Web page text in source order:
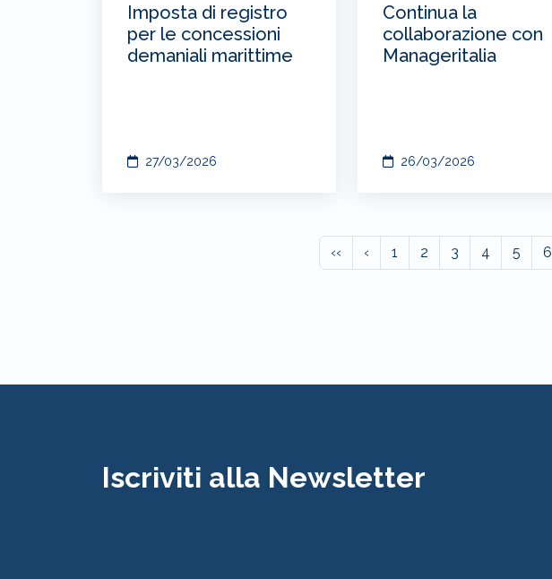
Imposta di registro
per le concessioni
demaniali marittime
27/03/2026
Continua la
collaborazione con
Manageritalia
26/03/2026
‹‹ ‹ 1 2 3 4 5 6
Iscriviti alla Newsletter